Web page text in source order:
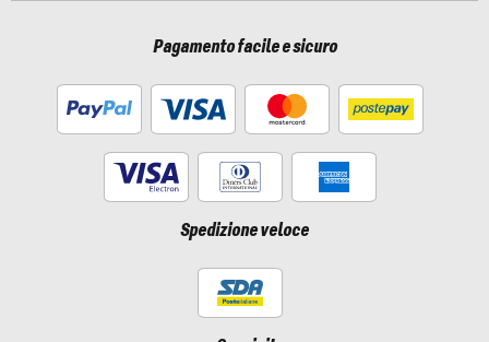
Pagamento facile e sicuro
Spedizione veloce